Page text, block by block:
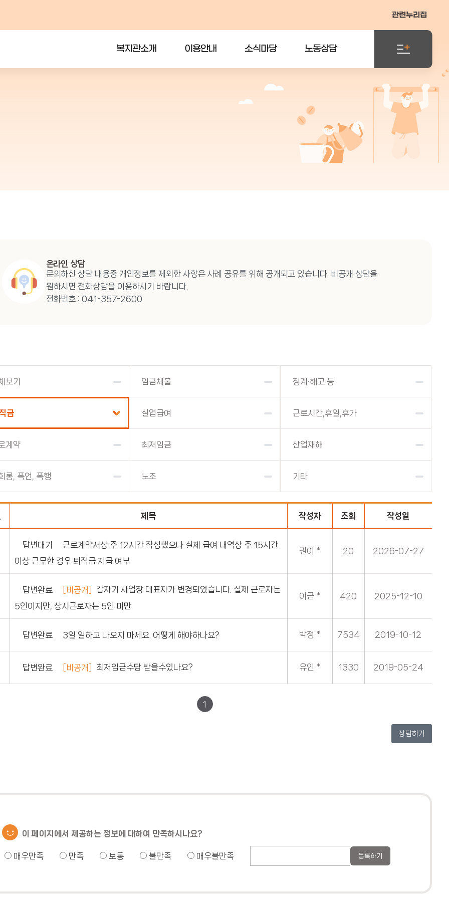
관련누리집
복지관소개 이용안내 소식마당 노동상담
온라인 상담
문의하신 상담 내용중 개인정보를 제외한 사항은 사례 공유를 위해 공개되고 있습니다. 비공개 상담을
원하시면 전화상담을 이용하시기 바랍니다.
전화번호 : 041-357-2600
보기 임금체불 징계·해고 등
금 실업급여 근로시간,휴일,휴가
계약 최저임금 산업재해
롱, 폭언, 폭행 노조 기타
제목 작성자 조회 작성일
답변대기
근로계약서상 주 12시간 작성했으나 실제 급여 내역상 주 15시간
이상 근무한 경우 퇴직금 지급 여부
권이 * 20 2026-07-27
답변완료 [비공개]
갑자기 사업장 대표자가 변경되었습니다. 실제 근로자는
5인이지만, 상시근로자는 5인 미만.
이금 * 420 2025-12-10
답변완료 3일 일하고 나오지 마세요. 어떻게 해야하나요? 박정 * 7534 2019-10-12
답변완료 [비공개] 최저임금수당 받을수있나요? 유인 * 1330 2019-05-24
1
상담하기
이 페이지에서 제공하는 정보에 대하여 만족하시나요?
매우만족 만족 보통 불만족 매우불만족